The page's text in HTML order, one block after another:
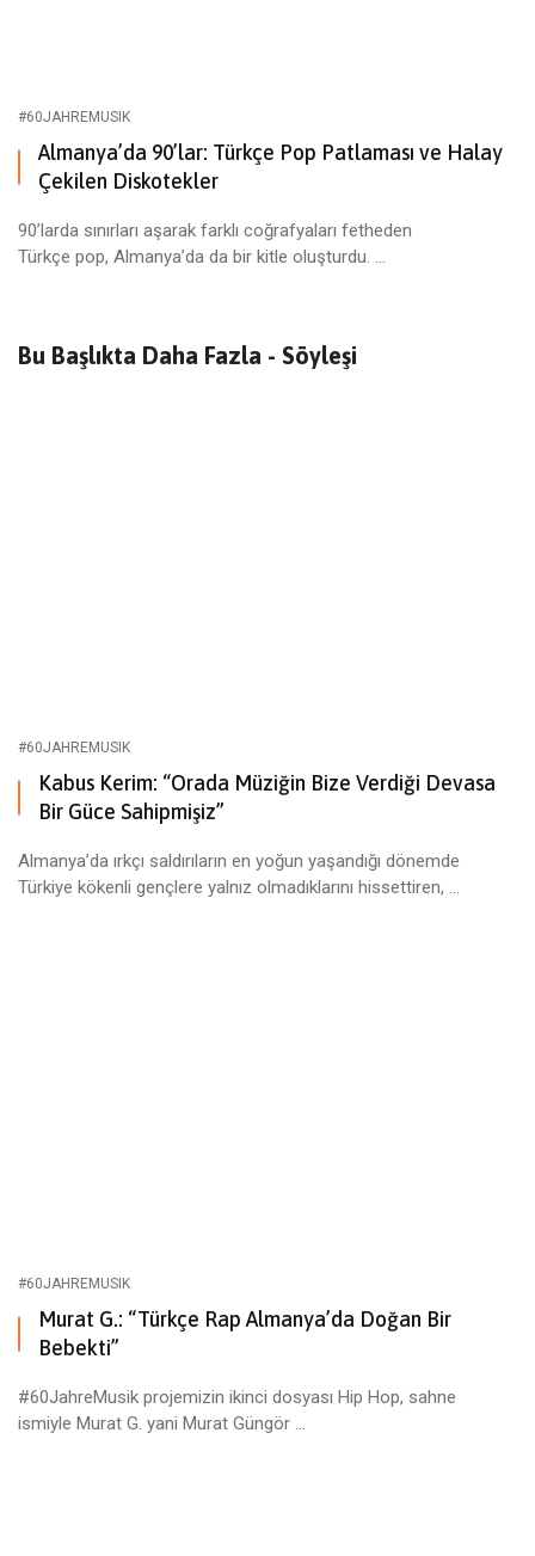
#60JAHREMUSIK
Almanya’da 90’lar: Türkçe Pop Patlaması ve Halay
Çekilen Diskotekler
90’larda sınırları aşarak farklı coğrafyaları fetheden
Türkçe pop, Almanya’da da bir kitle oluşturdu. ...
Bu Başlıkta Daha Fazla - Söyleşi
#60JAHREMUSIK
Kabus Kerim: “Orada Müziğin Bize Verdiği Devasa
Bir Güce Sahipmişiz”
Almanya’da ırkçı saldırıların en yoğun yaşandığı dönemde
Türkiye kökenli gençlere yalnız olmadıklarını hissettiren, ...
#60JAHREMUSIK
Murat G.: “Türkçe Rap Almanya’da Doğan Bir
Bebekti”
#60JahreMusik projemizin ikinci dosyası Hip Hop, sahne
ismiyle Murat G. yani Murat Güngör ...